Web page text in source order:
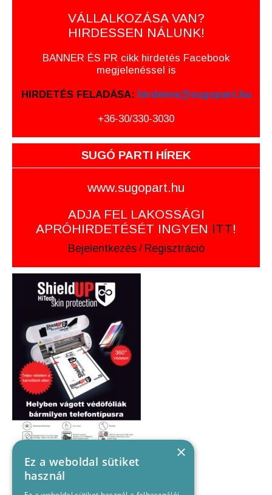
VÁLLALKOZÁSA VAN?
HIRDESSEN NÁLUNK!
BANNER ÉS PR cikk hirdetés Facebook
megjelenéssel is
HIRDETÉS FELADÁSA: hirdetes@sugopart.hu
+36-30/330-3030
SUGÓ PARTI HÍREK
www.sugopart.hu
ADJA FEL LAKOSSÁGI
APRÓHIRDETÉSÉT INGYEN ITT!
Bejelentkezés / Regisztráció
×
Ez a weboldal sütiket
használ